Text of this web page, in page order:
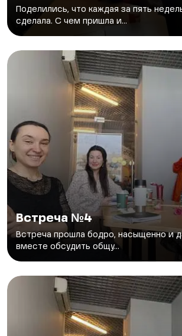
Поделились, что каждая за пять
сделала. С чем пришла и...
Встреча №4
Встреча прошла бодро, насыщенно и
вместе обсудить общу...